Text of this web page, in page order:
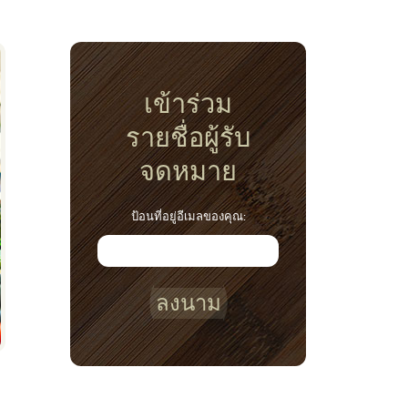
เข้าร่วม
รายชื่อผู้รับ
จดหมาย
ป้อนที่อยู่อีเมลของคุณ:
ลงนาม